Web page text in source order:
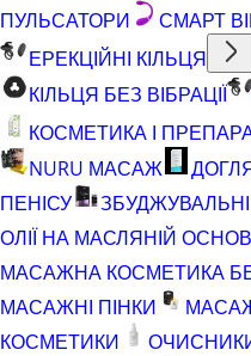
ПУЛЬСАТОРИ
СМАРТ
ЕРЕКЦІЙНІ КІЛЬЦЯ
КІЛЬЦЯ БЕЗ ВІБРАЦІЇ
КОСМЕТИКА І
NURU МАСАЖ
ПЕНІСУ
ОЛІЇ НА МАСЛЯНІЙ
МАСАЖНА КОСМЕТИКА
МАСАЖНІ ПІНКИ
КОСМЕТИКИ